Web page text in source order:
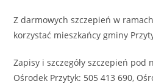
Z darmowych szczepień w
korzystać mieszkańcy gminy
Zapisy i szczegóły szczepień
Ośrodek Przytyk: 505 413 690,